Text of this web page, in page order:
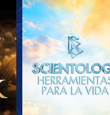
EXPLORA LAS SERIES